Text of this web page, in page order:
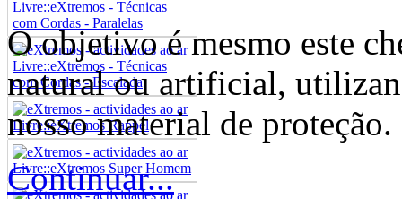
O objetivo é mesmo este
natural ou artificial,
nosso material de proteção.
Continuar...